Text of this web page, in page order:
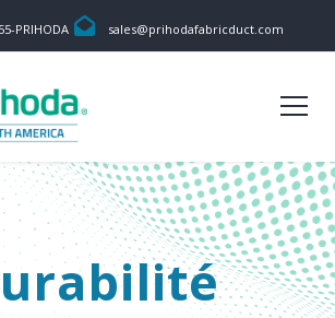
PRIHODA sales@prihodafabricduct.com